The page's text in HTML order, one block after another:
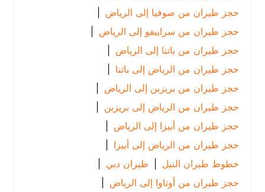
حجز طيران من صوفيا إلى الرياض
|
حجز طيران من سراييفو إلى الرياض
|
حجز طيران من باتنا إلى الرياض
|
حجز طيران من الرياض إلى باتنا |
حجز طيران من بريزبن إلى الرياض
|
حجز طيران من الرياض إلى بريزبن |
حجز طيران من أبيزا إلى الرياض
|
حجز طيران من الرياض إلى أبيزا
خطوط طيران النيل | طيران دبي |
حجز طيران من أوتاوا إلى الرياض
|